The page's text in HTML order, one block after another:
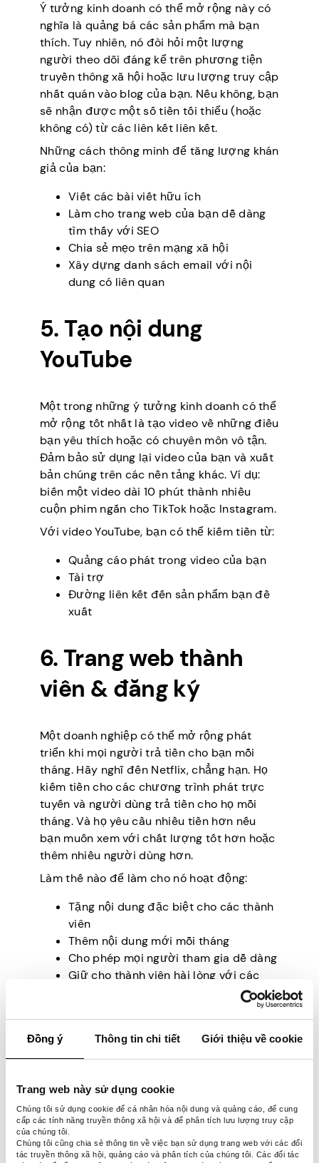
Đồng ý Thông tin chi tiết Giới thiệu về cookie
Trang web này sử dụng cookie
Chúng tôi sử dụng cookie để cá nhân hóa nội dung và quảng cáo, để cung
cấp các tính năng truyền thông xã hội và để phân tích lưu lượng truy cập
của chúng tôi.
Chúng tôi cũng chia sẻ thông tin về việc bạn sử dụng trang web với các đối
tác truyền thông xã hội, quảng cáo và phân tích của chúng tôi. Các đối tác
Ý tưởng kinh doanh có thể mở rộng này có
nghĩa là quảng bá các sản phẩm mà bạn
thích. Tuy nhiên, nó đòi hỏi một lượng
người theo dõi đáng kể trên phương tiện
truyền thông xã hội hoặc lưu lượng truy cập
nhất quán vào blog của bạn. Nếu không, bạn
sẽ nhận được một số tiền tối thiểu (hoặc
không có) từ các liên kết liên kết.
Những cách thông minh để tăng lượng khán
giả của bạn:
Viết các bài viết hữu ích
Làm cho trang web của bạn dễ dàng
tìm thấy với SEO
Chia sẻ mẹo trên mạng xã hội
Xây dựng danh sách email với nội
dung có liên quan
5. Tạo nội dung
YouTube
Một trong những ý tưởng kinh doanh có thể
mở rộng tốt nhất là tạo video về những điều
bạn yêu thích hoặc có chuyên môn vô tận.
Đảm bảo sử dụng lại video của bạn và xuất
bản chúng trên các nền tảng khác. Ví dụ:
biến một video dài 10 phút thành nhiều
cuộn phim ngắn cho TikTok hoặc Instagram.
Với video YouTube, bạn có thể kiếm tiền từ:
Quảng cáo phát trong video của bạn
Tài trợ
Đường liên kết đến sản phẩm bạn đề
xuất
6. Trang web thành
viên & đăng ký
Một doanh nghiệp có thể mở rộng phát
triển khi mọi người trả tiền cho bạn mỗi
tháng. Hãy nghĩ đến Netflix, chẳng hạn. Họ
kiếm tiền cho các chương trình phát trực
tuyến và người dùng trả tiền cho họ mỗi
tháng. Và họ yêu cầu nhiều tiền hơn nếu
bạn muốn xem với chất lượng tốt hơn hoặc
thêm nhiều người dùng hơn.
Làm thế nào để làm cho nó hoạt động:
Tặng nội dung đặc biệt cho các thành
viên
Thêm nội dung mới mỗi tháng
Cho phép mọi người tham gia dễ dàng
Giữ cho thành viên hài lòng với các
7. Sản phẩm kỹ thuật
số
Các sản phẩm kỹ thuật số, chẳng hạn như
sách điện tử, mẫu và phần mềm là một
trong những ý tưởng kinh doanh có thể mở